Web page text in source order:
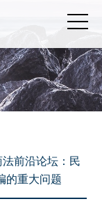
前沿论坛：民
的重大问题